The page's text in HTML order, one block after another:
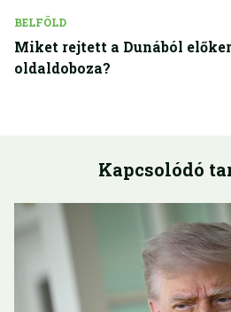
BELFÖLD
Miket rejtett a Dunából
oldaldoboza?
Kapcsolódó